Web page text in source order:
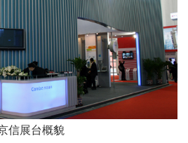
信展台概貌